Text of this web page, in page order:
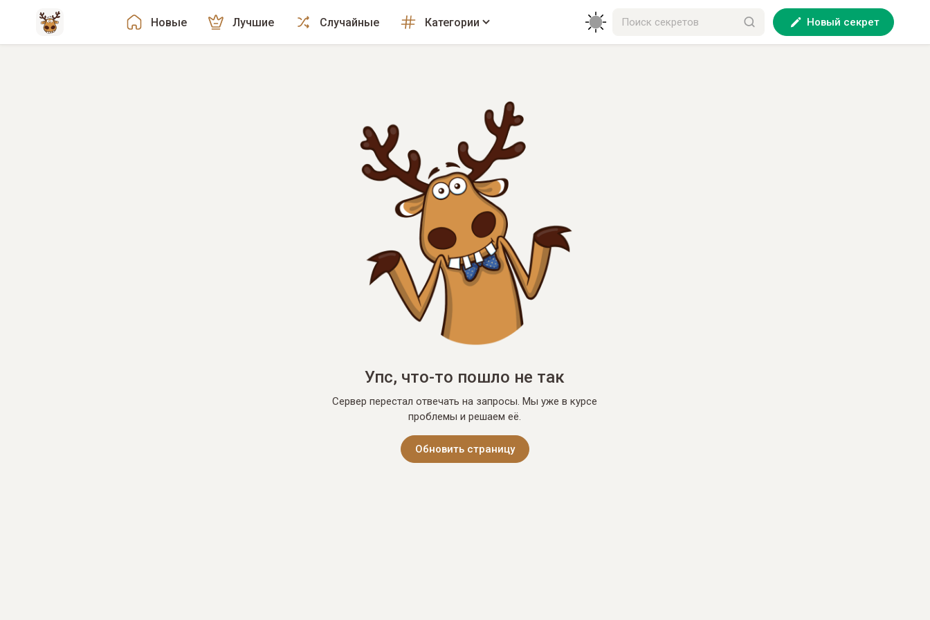
Новые Лучшие Случайные Категории Новый секрет
Упс, что-то пошло не так
Сервер перестал отвечать на запросы. Мы уже в курсе
проблемы и решаем её.
Обновить страницу